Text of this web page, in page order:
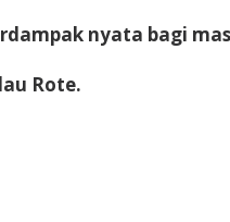
nyata bagi
Rote.